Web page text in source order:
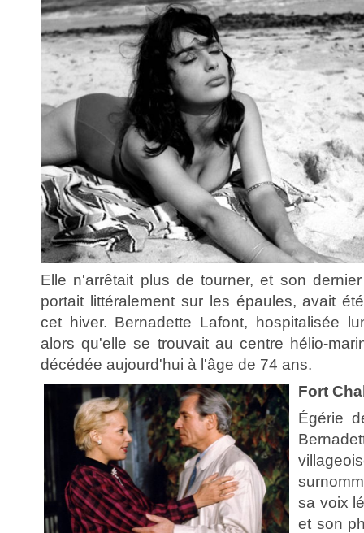
Elle n'arrêtait plus de tourner, et son
portait littéralement sur les épaules, avait
cet hiver. Bernadette Lafont, hospitalisée
alors qu'elle se trouvait au centre hélio-
décédée aujourd'hui à l'âge de 74 ans.
Fort
Égérie
sa voix
et son